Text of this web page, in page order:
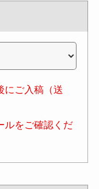
にご入稿（送
ルをご確認くだ